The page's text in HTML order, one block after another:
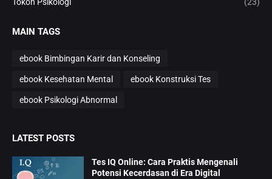
Tokoh Psikologi (23)
MAIN TAGS
ebook Bimbingan Karir dan Konseling
ebook Kesehatan Mental ebook Konstruksi Tes
ebook Psikologi Abnormal
LATEST POSTS
Tes IQ Online: Cara Praktis Mengenali
Potensi Kecerdasan di Era Digital